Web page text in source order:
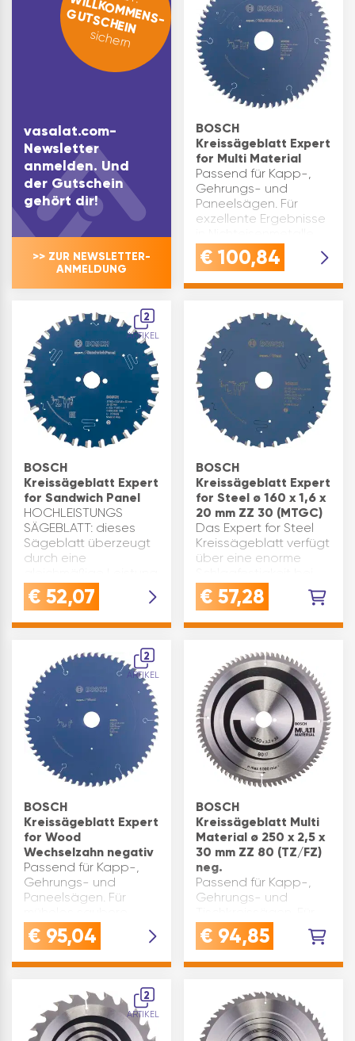
Einsätze. Die Körper-
WILLKOMMENS-
GUTSCHEIN
sichern
vasalat.com-
Newsletter
anmelden. Und
der Gutschein
gehört dir!
>> ZUR NEWSLETTER-
ANMELDUNG
BOSCH
Kreissägeblatt Expert
for Multi Material
Passend für Kapp-,
Gehrungs- und
Paneelsägen. Für
exzellente Ergebnisse
Aluminium, Kunststoffe,
Epoxy und Holz.
216 Marke: Bosch
Trapezzahn/Flac…
€ 100,84
2
ARTIKEL
BOSCH
Kreissägeblatt Expert
for Sandwich Panel
HOCHLEISTUNGS
SÄGEBLATT: dieses
Sägeblatt überzeugt
durch eine
beim Schneiden von
Sandwich-Paneelen,
zwischen Stahlblechen
und Isoliermaterial
wird beibehaltenQ…
€ 52,07
BOSCH
Kreissägeblatt Expert
for Steel ø 160 x 1,6 x
20 mm ZZ 30 (MTGC)
Das Expert for Steel
Kreissägeblatt verfügt
über eine enorme
Stahl. Das Blatt
verfügt über sehr
Zähne, aus höchst
Hartmetallkorn.
Dämpfungsschlitze für
…
€ 57,28
2
ARTIKEL
BOSCH
Kreissägeblatt Expert
for Wood
Wechselzahn negativ
Passend für Kapp-,
Gehrungs- und
Paneelsägen. Für
Schnitte in allen
Holzarten und –
Schnittbreite(mm): 2,4
Zähnezahl: 60 ø(mm):
254 Bohrung(mm): 30
Zahnform: Wech…
€ 95,04
BOSCH
Kreissägeblatt Multi
Material ø 250 x 2,5 x
30 mm ZZ 80 (TZ/FZ)
neg.
Passend für Kapp-,
Gehrungs- und
exzellente Ergebnisse
in Nichteisenmetalle,
Epoxy und Holz.
Trapezzahn/Flachzahn
(TR/FZ) negativ
Zähnezahl: 8…
€ 94,85
2
ARTIKEL